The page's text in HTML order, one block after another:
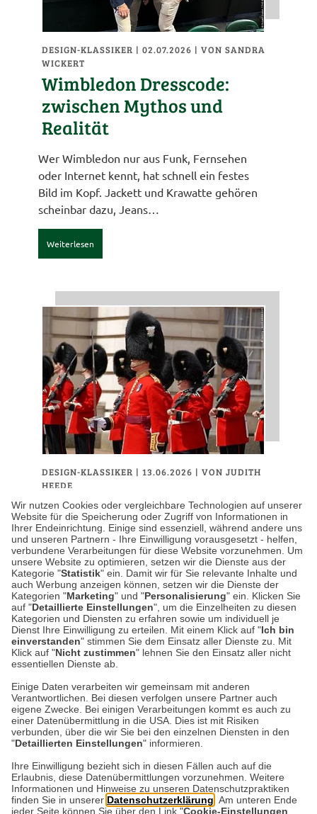
Wir nutzen Cookies oder vergleichbare Technologien auf unserer
Website für die Speicherung oder Zugriff von Informationen in
Ihrer Endeinrichtung. Einige sind essenziell, während andere uns
und unseren Partnern - Ihre Einwilligung vorausgesetzt - helfen,
verbundene Verarbeitungen für diese Website vorzunehmen. Um
unsere Website zu optimieren, setzen wir die Dienste aus der
Kategorie "Statistik" ein. Damit wir für Sie relevante Inhalte und
auch Werbung anzeigen können, setzen wir die Dienste der
Kategorien "Marketing" und "Personalisierung" ein. Klicken Sie
auf "Detaillierte Einstellungen", um die Einzelheiten zu diesen
Kategorien und Diensten zu erfahren sowie um individuell je
Dienst Ihre Einwilligung zu erteilen. Mit einem Klick auf "Ich bin
einverstanden" stimmen Sie dem Einsatz aller Dienste zu. Mit
Klick auf "Nicht zustimmen" lehnen Sie den Einsatz aller nicht
essentiellen Dienste ab.
Einige Daten verarbeiten wir gemeinsam mit anderen
Verantwortlichen. Bei diesen verfolgen unsere Partner auch
eigene Zwecke. Bei einigen Verarbeitungen kommt es auch zu
einer Datenübermittlung in die USA. Dies ist mit Risiken
verbunden, über die wir Sie bei den einzelnen Diensten in den
"Detaillierten Einstellungen" informieren.
Ihre Einwilligung bezieht sich in diesen Fällen auch auf die
Erlaubnis, diese Datenübermittlungen vorzunehmen. Weitere
Informationen und Hinweise zu unseren Datenschutzpraktiken
finden Sie in unserer Datenschutzerklärung . Am unteren Ende
jeder Seite können Sie über den Link "Cookie-Einstellungen
DESIGN-KLASSIKER | 02.07.2026 |VON SANDRA
WICKERT
Wimbledon Dresscode:
zwischen Mythos und
Realität
Wer Wimbledon nur aus Funk, Fernsehen
oder Internet kennt, hat schnell ein festes
Bild im Kopf. Jackett und Krawatte gehören
scheinbar dazu, Jeans…
Weiterlesen
DESIGN-KLASSIKER | 13.06.2026 |VON JUDITH
HEEDE
Trooping the Colour – Wie
britische Uniformen die
Herrenmode prägen
Wenn in London im Juni die Fahnen getragen
werden, geht es offiziell um den Geburtstag
des Königs. Zwar wurde Charles III. erst im
November geboren,…
Weiterlesen
Datenschutz Impressum
Kontakt
Netiquette